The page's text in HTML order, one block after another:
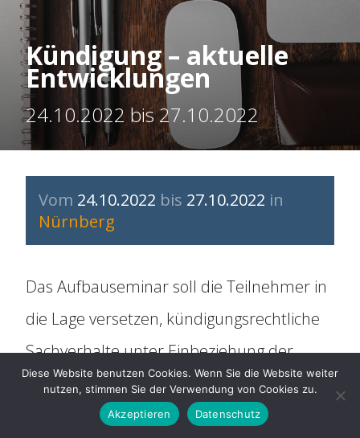
Newsletter
Organisation
Historie
Für Arbeitnehmer
ARAG Rechtsschutz
Rechtsberatung
Kündigung – aktuelle
Entwicklungen
24.10.2022 bis 27.10.2022
Vom 24.10.2022 bis 27.10.2022 in
Nürnberg
Das Aufbauseminar soll die Teilnehmer in
die Lage versetzen, kündigungsrechtliche
Sachverhalte unter Einbeziehung der
neuesten Rechtsprechung zu bewerten
und ihr Beteiligungsrecht bei der
Diese Website benutzen Cookies. Wenn Sie die Website weiter
nutzen, stimmen Sie der Verwendung von Cookies zu.
Akzeptieren
Datenschutz